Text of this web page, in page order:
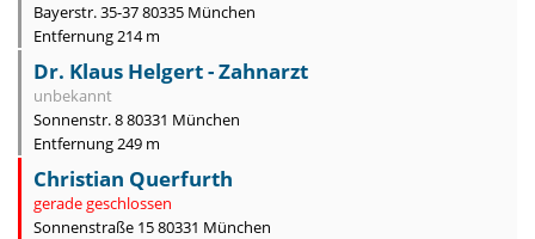
Bayerstr. 35-37 80335 München
Entfernung 214 m
Dr. Klaus Helgert - Zahnarzt
unbekannt
Sonnenstr. 8 80331 München
Entfernung 249 m
Christian Querfurth
gerade geschlossen
Sonnenstraße 15 80331 München